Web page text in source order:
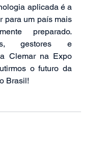
aplicada é a
para um país mais
preparado.
gestores e
Clemar na Expo
o futuro da
Brasil!